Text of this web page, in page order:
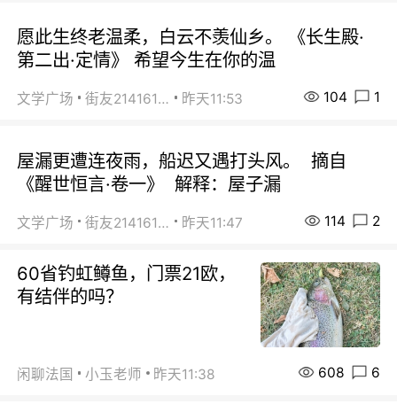
愿此生终老温柔，白云不羡仙乡。 《长生殿·
第二出·定情》 希望今生在你的温
文学广场 街友21416156 昨天11:53 104 1
屋漏更遭连夜雨，船迟又遇打头风。 摘自
《醒世恒言·卷一》 解释：屋子漏
文学广场 街友21416156 昨天11:47 114 2
60省钓虹鳟鱼，门票21欧，
有结伴的吗？
闲聊法国 小玉老师 昨天11:38 608 6